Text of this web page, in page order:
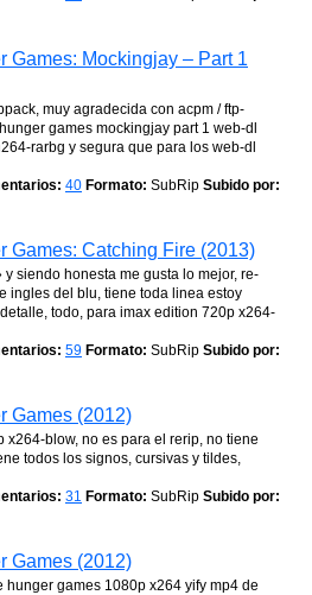
Games: Mockingjay – Part 1
muy agradecida con acpm / ftp-
games mockingjay part 1 web-dl
rarbg y segura que para los web-dl
40 Formato: SubRip Subido por:
Games: Catching Fire (2013)
siendo honesta me gusta lo mejor, re-
ingles del blu, tiene toda linea estoy
todo, para imax edition 720p x264-
59 Formato: SubRip Subido por:
Games (2012)
blow, no es para el rerip, no tiene
todos los signos, cursivas y tildes,
31 Formato: SubRip Subido por:
Games (2012)
games 1080p x264 yify mp4 de